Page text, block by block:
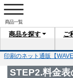
商品を探す ご
印刷のネット通販【WAVE
STEP2.料金